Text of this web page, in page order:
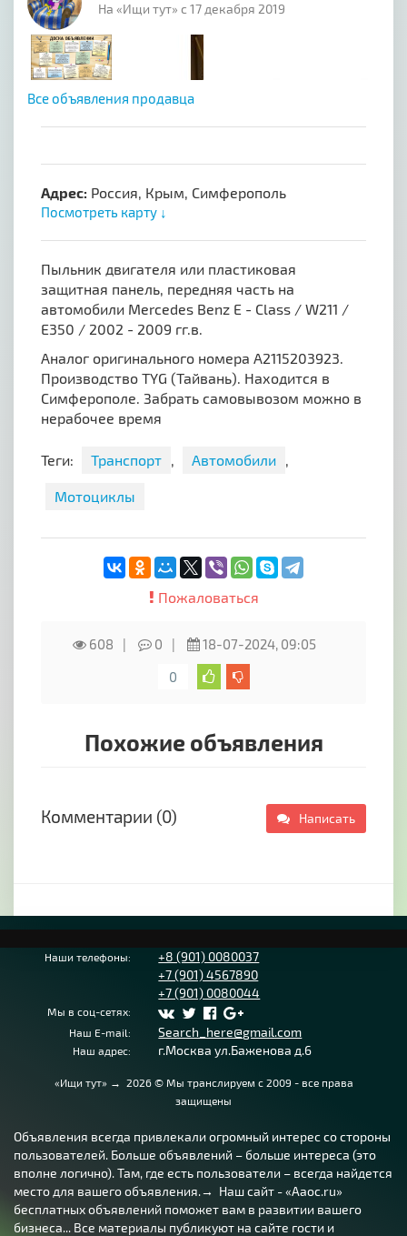
На «Ищи тут» с 17 декабря 2019
Все объявления продавца
Адрес: Россия, Крым, Симферополь
Посмотреть карту ↓
Пыльник двигателя или пластиковая
защитная панель, передняя часть на
автомобили Mercedes Benz E - Class / W211 /
E350 / 2002 - 2009 гг.в.
Аналог оригинального номера A2115203923.
Производство TYG (Тайвань). Находится в
Симферополе. Забрать самовывозом можно в
нерабочее время
Теги: Транспорт , Автомобили ,
Мотоциклы
Пожаловаться
608 0
18-07-2024, 09:05
0
Похожие объявления
Комментарии (0) Написать
Наши телефоны:
+8 (901) 0080037
+7 (901) 4567890
+7 (901) 0080044
Мы в соц-сетях:
Наш E-mail:
Search_here@gmail.com
Наш адрес: г.Москва ул.Баженова д.6
«Ищи тут» → 2026© Мы транслируем с 2009 - все права
защищены
Объявления всегда привлекали огромный интерес со стороны
пользователей. Больше объявлений – больше интереса (это
вполне логично). Там, где есть пользователи – всегда найдется
место для вашего объявления.→ Наш сайт - «Aaoc.ru»
бесплатных объявлений поможет вам в развитии вашего
бизнеса... Все материалы публикуют на сайте гости и